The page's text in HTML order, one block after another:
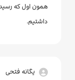
همون اول که
داشتیم.
یگانه فتحی